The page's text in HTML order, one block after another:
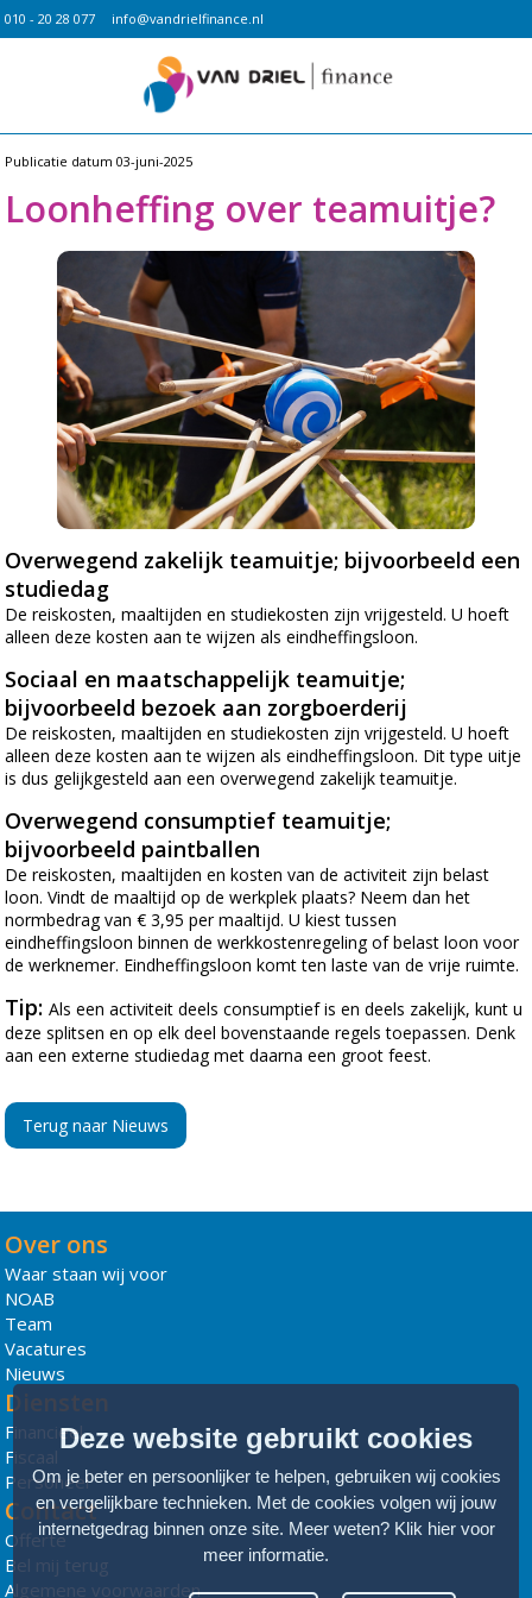
010 - 20 28 077 info@vandrielfinance.nl
Publicatie datum 03-juni-2025
Loonheffing over teamuitje?
Overwegend zakelijk teamuitje; bijvoorbeeld een
studiedag
De reiskosten, maaltijden en studiekosten zijn vrijgesteld. U hoeft
alleen deze kosten aan te wijzen als eindheffingsloon.
Sociaal en maatschappelijk teamuitje;
bijvoorbeeld bezoek aan zorgboerderij
De reiskosten, maaltijden en studiekosten zijn vrijgesteld. U hoeft
alleen deze kosten aan te wijzen als eindheffingsloon. Dit type uitje
is dus gelijkgesteld aan een overwegend zakelijk teamuitje.
Overwegend consumptief teamuitje;
bijvoorbeeld paintballen
De reiskosten, maaltijden en kosten van de activiteit zijn belast
loon. Vindt de maaltijd op de werkplek plaats? Neem dan het
normbedrag van € 3,95 per maaltijd. U kiest tussen
eindheffingsloon binnen de werkkostenregeling of belast loon voor
de werknemer. Eindheffingsloon komt ten laste van de vrije ruimte.
Tip:Als een activiteit deels consumptief is en deels zakelijk, kunt u
deze splitsen en op elk deel bovenstaande regels toepassen. Denk
aan een externe studiedag met daarna een groot feest.
Terug naar Nieuws
Over ons
Waar staan wij voor
NOAB
Team
Vacatures
Nieuws
Diensten
Financieel
Fiscaal
Personeel
Contact
Offerte
Bel mij terug
Algemene voorwaarden
Deze website gebruikt cookies
Om je beter en persoonlijker te helpen, gebruiken wij cookies
en vergelijkbare technieken. Met de cookies volgen wij jouw
internetgedrag binnen onze site. Meer weten? Klik hier voor
meer informatie.